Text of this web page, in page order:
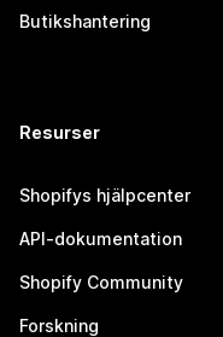
Butikshantering
Resurser
Shopifys hjälpcenter
API-dokumentation
Shopify Community
Forskning